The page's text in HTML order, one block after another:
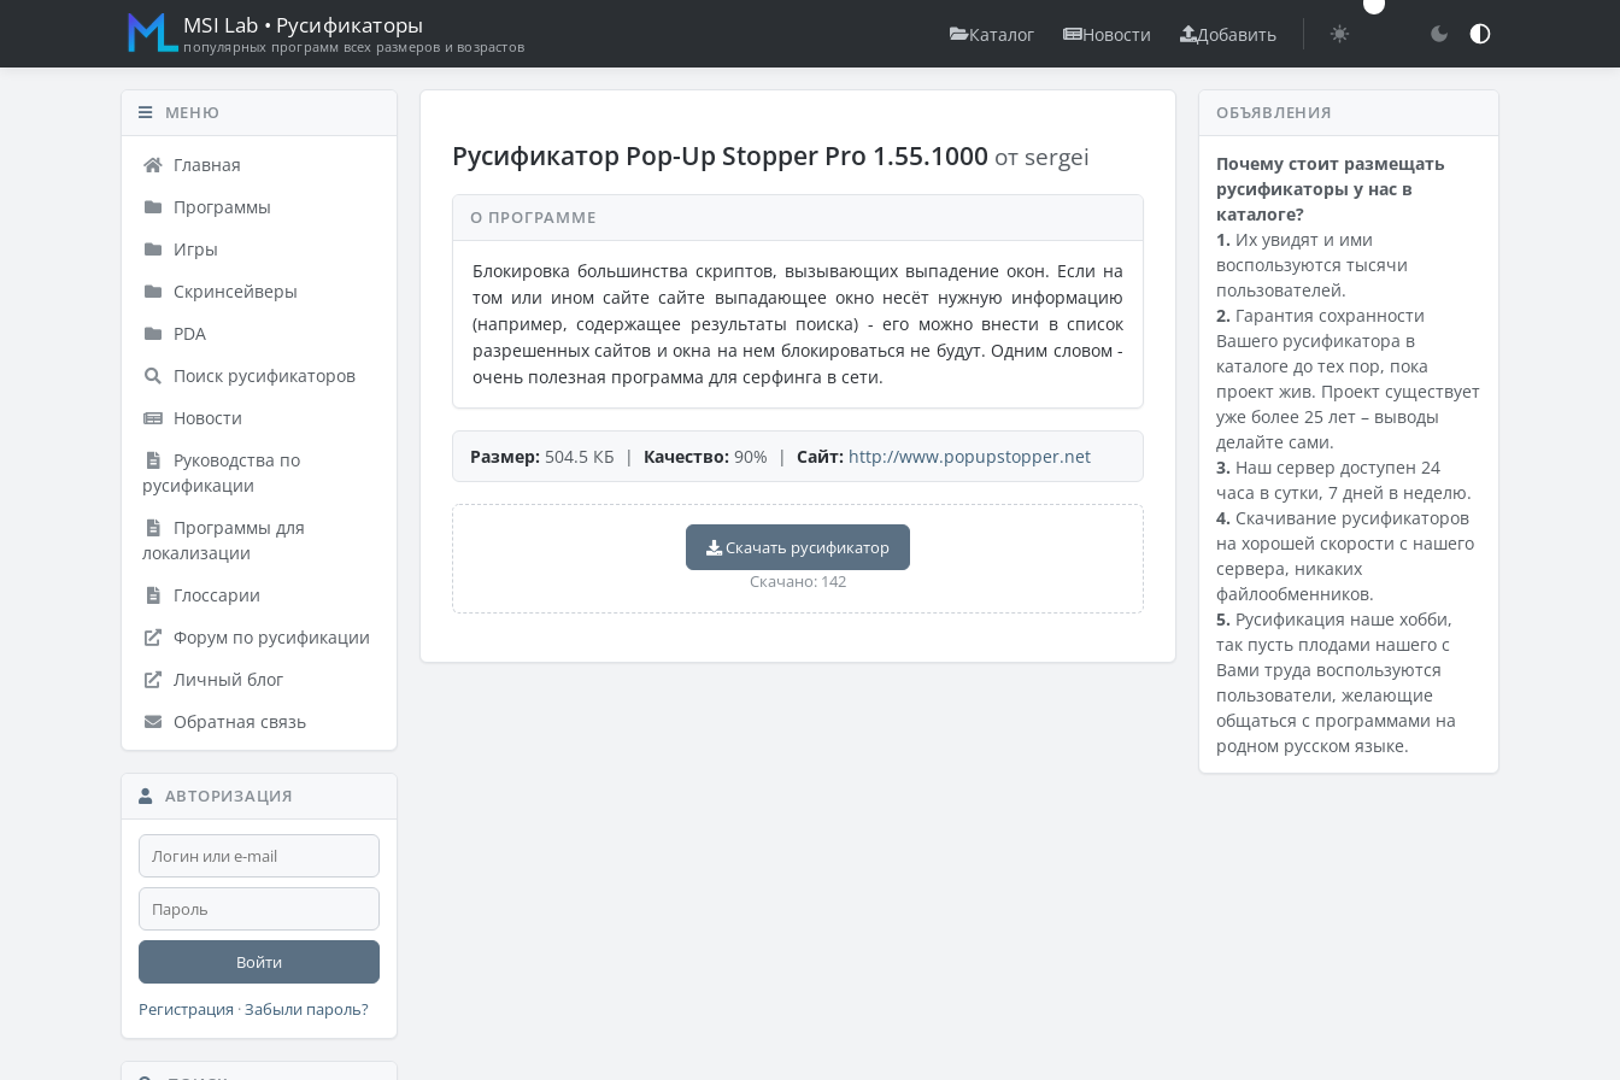
MSI Lab • Русификаторы
популярных программ всех размеров и возрастов
Каталог Новости Добавить
МЕНЮ
Главная
Программы
Игры
Скринсейверы
PDA
Поиск русификаторов
Новости
Руководства по
русификации
Программы для
локализации
Глоссарии
Форум по русификации
Личный блог
Обратная связь
АВТОРИЗАЦИЯ
Войти
Регистрация ·Забыли пароль?
Русификатор Pop-Up Stopper Pro 1.55.1000 от sergei
О ПРОГРАММЕ
Блокировка большинства скриптов, вызывающих выпадение окон. Если на
том или ином сайте сайте выпадающее окно несёт нужную информацию
(например, содержащее результаты поиска) - его можно внести в список
разрешенных сайтов и окна на нем блокироваться не будут. Одним словом -
очень полезная программа для серфинга в сети.
Размер: 504.5 КБ | Качество: 90% | Сайт: http://www.popupstopper.net
Скачать русификатор
Скачано: 142
ОБЪЯВЛЕНИЯ
Почему стоит размещать
русификаторы у нас в
каталоге?
1. Их увидят и ими
воспользуются тысячи
пользователей.
2. Гарантия сохранности
Вашего русификатора в
каталоге до тех пор, пока
проект жив. Проект существует
уже более 25 лет – выводы
делайте сами.
3. Наш сервер доступен 24
часа в сутки, 7 дней в неделю.
4. Скачивание русификаторов
на хорошей скорости с нашего
сервера, никаких
файлообменников.
5. Русификация наше хобби,
так пусть плодами нашего с
Вами труда воспользуются
пользователи, желающие
общаться с программами на
родном русском языке.